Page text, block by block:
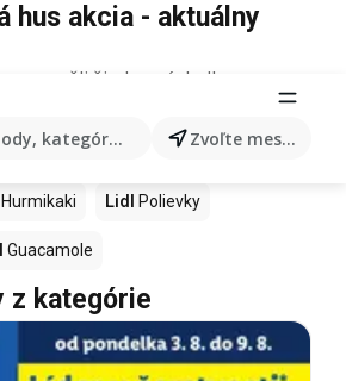
kategórie, produkty... Zvoľte mesto
hus akcia - aktuálny
nenašli žiadne výsledky.
v obchodoch Lidl
Ashwagandha Nintendo Switch
Hurmikaki Lidl Polievky
Guacamole
z kategórie